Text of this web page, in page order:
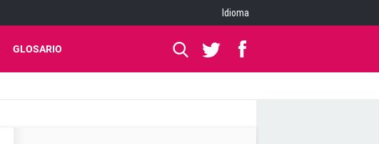
Idioma
GLOSARIO